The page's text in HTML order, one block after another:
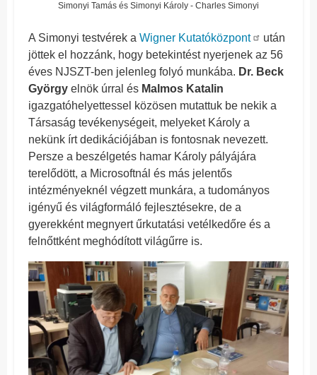
Simonyi Tamás és Simonyi Károly - Charles Simonyi
A Simonyi testvérek a Wigner Kutatóközpont
után
jöttek el hozzánk, hogy betekintést nyerjenek az 56
éves NJSZT-ben jelenleg folyó munkába. Dr. Beck
György elnök úrral és Malmos Katalin
igazgatóhelyettessel közösen mutattuk be nekik a
Társaság tevékenységeit, melyeket Károly a
nekünk írt dedikációjában is fontosnak nevezett.
Persze a beszélgetés hamar Károly pályájára
terelődött, a Microsoftnál és más jelentős
intézményeknél végzett munkára, a tudományos
igényű és világformáló fejlesztésekre, de a
gyerekként megnyert űrkutatási vetélkedőre és a
felnőttként meghódított világűrre is.